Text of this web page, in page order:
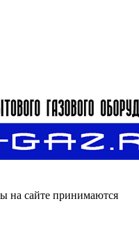
на сайте принимаются